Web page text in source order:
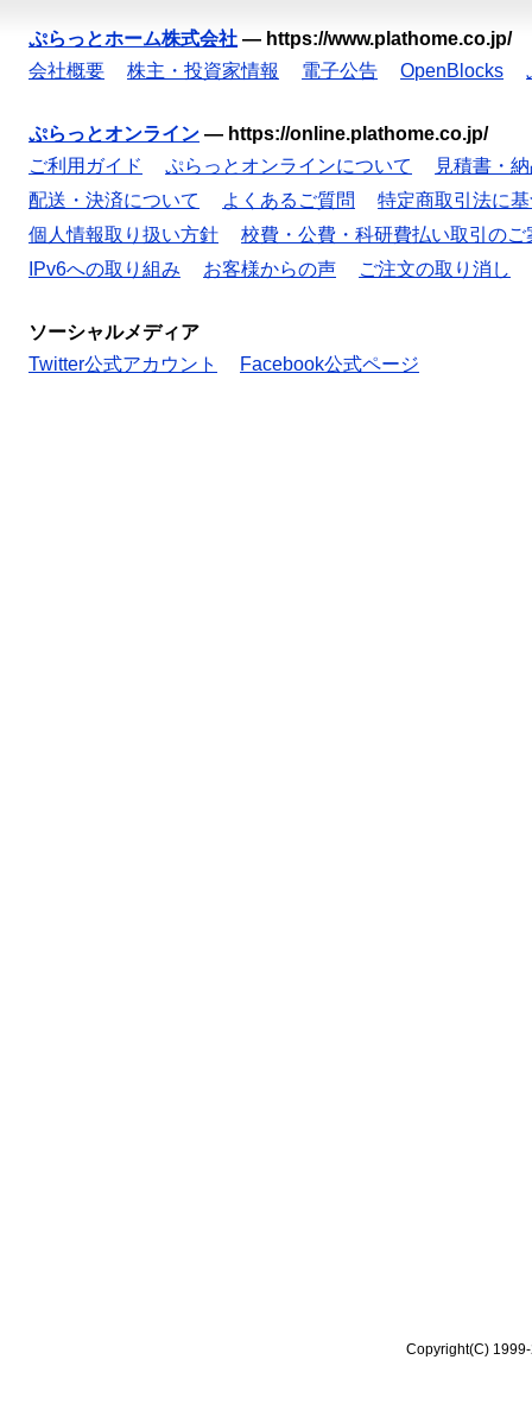
ぷらっとホーム株式会社 — https://www.plathome.co.jp/
会社概要
株主・投資家情報 電子公告 OpenBlocks
ぷらっとオンライン — https://online.plathome.co.jp/
ご利用ガイド
ぷらっとオンラインについて
見積書・
配送・決済について
よくあるご質問
特定商取引法に
個人情報取り扱い方針
校費・公費・科研費払い取引のご
IPv6への取り組み
お客様からの声 ご注文の取り消し
ソーシャルメディア
Twitter公式アカウント
Facebook公式ページ
Copyright(C)